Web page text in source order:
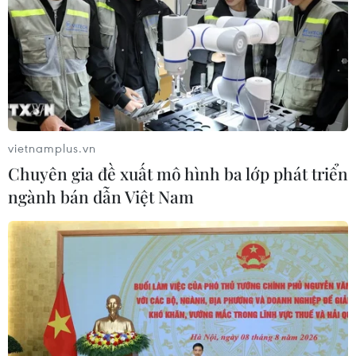
2 tháng
10/08/2026 06:03
Từ 15/9, cấp giấy phép kinh doanh
vận tải trực tuyến trên Cổng Dịch vụ
Tính bổ trợ cao giữa Việt Nam và
Trung Quốc trong hợp tác đầu tư
chuỗi cung ứng
10/08/2026 05:50
Nhãn lồng Hưng Yên đứng trước cơ
hội bảo tồn và phát triển thương hiệu
vietnamplus.vn
Chuyên gia đề xuất mô hình ba lớp phát triển
ngành bán dẫn Việt Nam